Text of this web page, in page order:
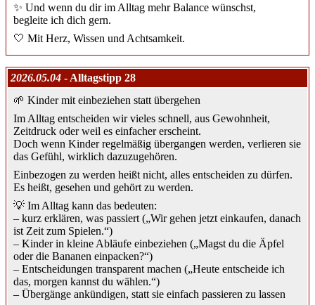
✨ Und wenn du dir im Alltag mehr Balance wünschst,
begleite ich dich gern.
🤍 Mit Herz, Wissen und Achtsamkeit.
2026.05.04 - Alltagstipp 28
🌱 Kinder mit einbeziehen statt übergehen
Im Alltag entscheiden wir vieles schnell, aus Gewohnheit,
Zeitdruck oder weil es einfacher erscheint.
Doch wenn Kinder regelmäßig übergangen werden, verlieren sie
das Gefühl, wirklich dazuzugehören.
Einbezogen zu werden heißt nicht, alles entscheiden zu dürfen.
Es heißt, gesehen und gehört zu werden.
💡 Im Alltag kann das bedeuten:
– kurz erklären, was passiert („Wir gehen jetzt einkaufen, danach
ist Zeit zum Spielen.“)
– Kinder in kleine Abläufe einbeziehen („Magst du die Äpfel
oder die Bananen einpacken?“)
– Entscheidungen transparent machen („Heute entscheide ich
das, morgen kannst du wählen.“)
– Übergänge ankündigen, statt sie einfach passieren zu lassen